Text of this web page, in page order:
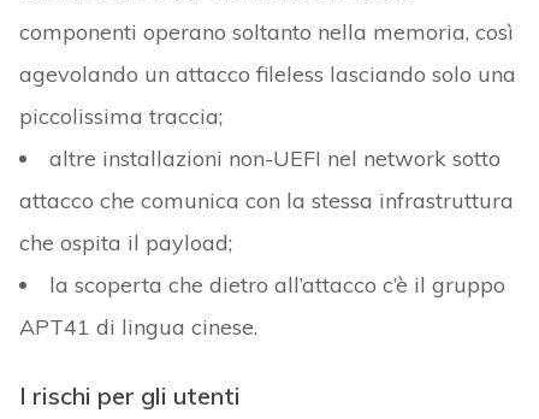
componenti operano soltanto nella memoria, così
agevolando un attacco fileless lasciando solo una
piccolissima traccia;
altre installazioni non-UEFI nel network sotto
attacco che comunica con la stessa infrastruttura
che ospita il payload;
la scoperta che dietro all’attacco c’è il gruppo
APT41 di lingua cinese.
I rischi per gli utenti